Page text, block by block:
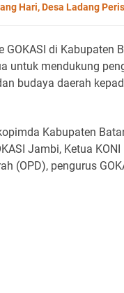
Hari, Desa Ladang
GOKASI di Kabupaten
untuk mendukung
budaya daerah
Kabupaten
Jambi, Ketua
(OPD), pengurus